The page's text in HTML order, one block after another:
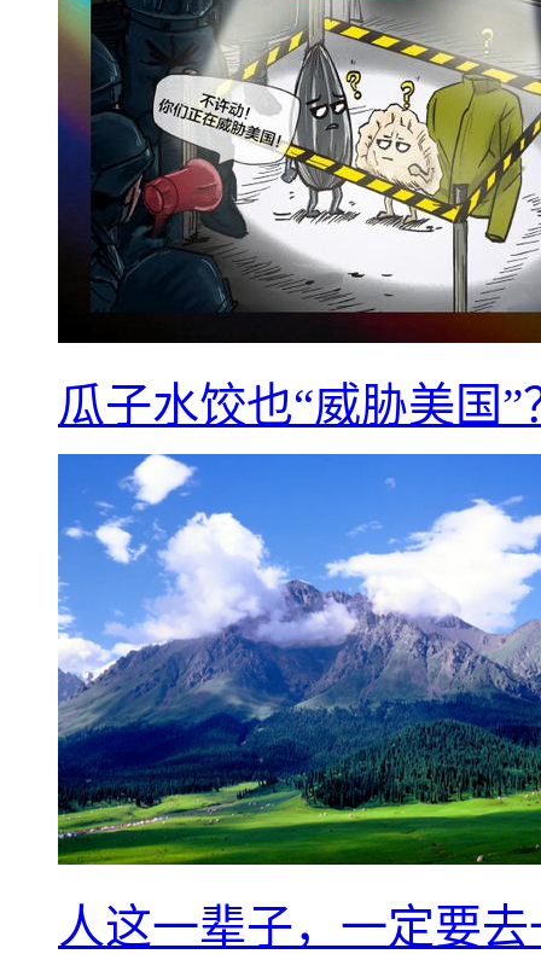
瓜子水饺也“威胁美国”
人这一辈子，一定要